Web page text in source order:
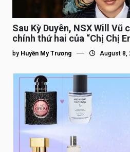
Sau Kỳ Duyên, NSX Will Vũ
chính thứ hai của “Chị Chị
by Huyền My Trương August 8,